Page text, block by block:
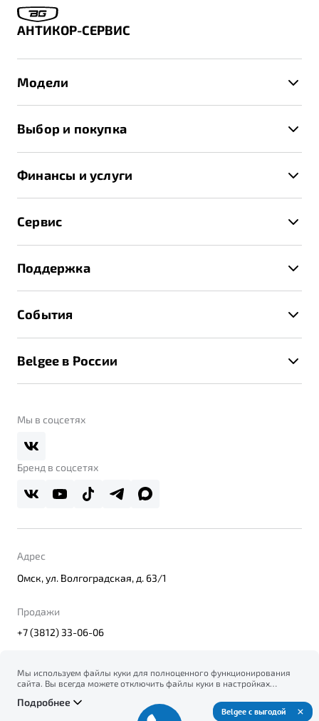
АНТИКОР-СЕРВИС
Модели
X70
Выбор и покупка
Спецпредложения и Акции
Записаться на тест-драйв
Получить предложение
Финансы и услуги
Трейд-ин
Страхование
Расчет КАСКО
Сервис
Руководство по эксплуатации
Техническое обслуживание
Калькулятор ТО
Поддержка
Помощь на дорогах
Belgee Линк
Реферальная программа
События
Контакты
Belgee в России
О дилерском центре
Правовая информация
Мы в соцсетях
Бренд в соцсетях
Адрес
Омск, ул. Волгоградская, д. 63/1
Продажи
+7 (3812) 33-06-06
© 2026
Политика конфиденциальности персональных данных
Официальный сайт Belgee в России
Мы используем файлы куки для полноценного функционирования
сайта. Вы всегда можете отключить файлы куки в настройках
на сбор и использование файлов куки, и подтверждаете
ознакомление с информацией по сбору, использованию и
Подробнее
Belgee с выгодой